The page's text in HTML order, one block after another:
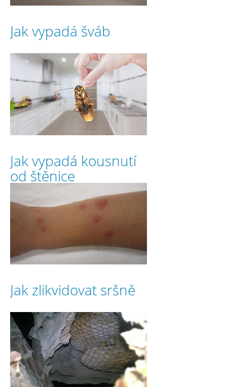
Jak vypadá šváb
Jak vypadá kousnutí
od štěnice
Jak zlikvidovat sršně